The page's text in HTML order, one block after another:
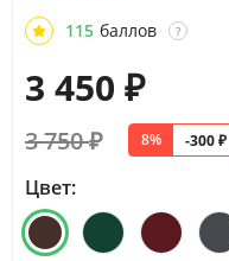
115 баллов ?
3 450 ₽
3 750₽ 8% -300 ₽
Цвет: